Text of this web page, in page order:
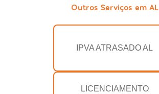
Outros Serviços em AL
IPVA ATRASADO AL
LICENCIAMENTO